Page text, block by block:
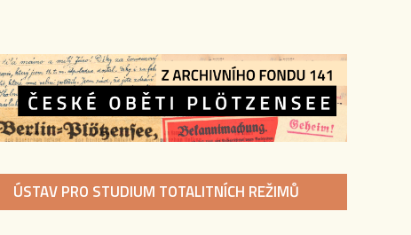
ÚSTAV PRO STUDIUM TOTALITNÍCH REŽIMŮ